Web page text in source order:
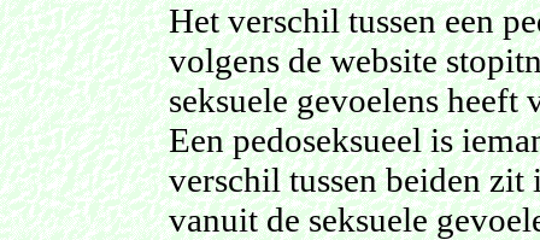
Het verschil tussen een
volgens de website
seksuele gevoelens
Een pedoseksueel is
verschil tussen beiden
vanuit de seksuele